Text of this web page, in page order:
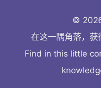
©
在这一隅角落，
Find in this little